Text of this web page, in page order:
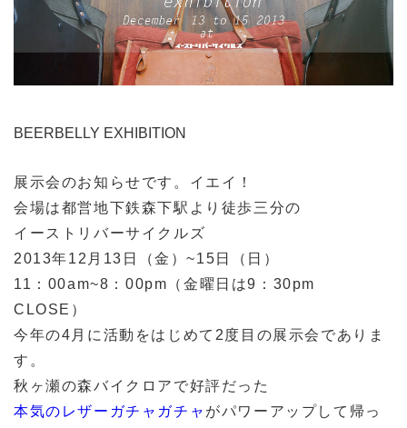
BEERBELLY EXHIBITION
展示会のお知らせです。イエイ！
会場は都営地下鉄森下駅より徒歩三分の
イーストリバーサイクルズ
2013年12月13日（金）~15日（日）
11：00am~8：00pm（金曜日は9：30pm
CLOSE）
今年の4月に活動をはじめて2度目の展示会でありま
す。
秋ヶ瀬の森バイクロアで好評だった
本気のレザーガチャガチャ がパワーアップして帰っ